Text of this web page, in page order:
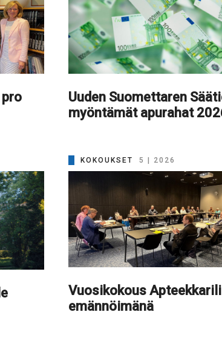
Uuden Suomettaren
myöntämät apurahat
KOKOUKSET 5 | 2026
Vuosikokous
emännöimänä